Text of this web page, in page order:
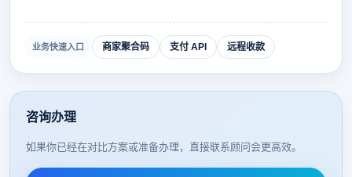
业务快速入口 商家聚合码 支付 API 远程收款
咨询办理
如果你已经在对比方案或准备办理，直接联系顾问会更高效。